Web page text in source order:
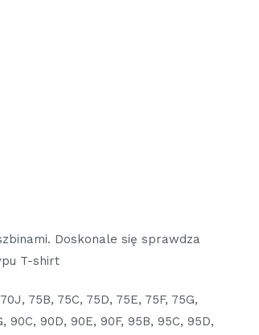
Doskonale się sprawdza
T-shirt
75B, 75C, 75D, 75E, 75F, 75G,
90C, 90D, 90E, 90F, 95B, 95C, 95D,